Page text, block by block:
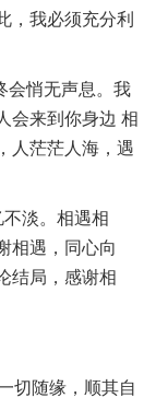
，我必须充分利
会悄无声息。我
会来到你身边 相
人茫茫人海，遇
淡。相遇相
相遇，同心向
结局，感谢相
切随缘，顺其自